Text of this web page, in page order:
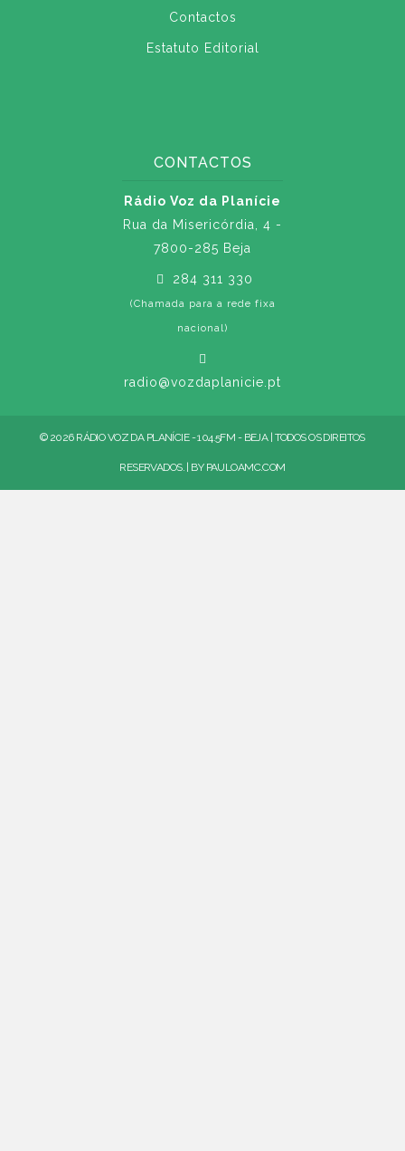
Contactos
Estatuto Editorial
CONTACTOS
Rádio Voz da Planície
Rua da Misericórdia, 4 -
7800-285 Beja
284 311 330
(Chamada para a rede fixa
nacional)
radio@vozdaplanicie.pt
© 2026 RÁDIO VOZ DA PLANÍCIE - 104.5FM - BEJA | TODOS OS DIREITOS
RESERVADOS. | BY PAULOAMC.COM